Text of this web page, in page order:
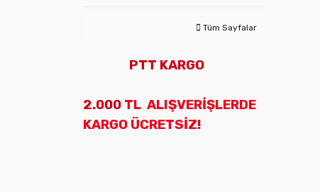
Tüm Sayfalar
PTT KARGO
2.000 TL ALIŞVERİŞLERDE
KARGO ÜCRETSİZ!